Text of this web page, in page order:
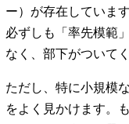
ー）が存在していま
必ずしも「率先模範
なく、部下がついて
ただし、特に小規模
をよく見かけます。